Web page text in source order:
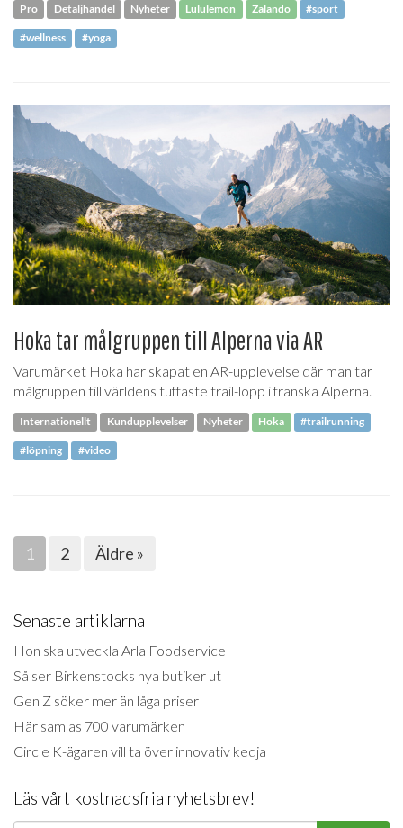
Pro Detaljhandel Nyheter Lululemon Zalando #sport
#wellness #yoga
Hoka tar målgruppen till Alperna via AR
Varumärket Hoka har skapat en AR-upplevelse där man tar
målgruppen till världens tuffaste trail-lopp i franska Alperna.
Internationellt Kundupplevelser Nyheter Hoka #trailrunning
#löpning #video
1 2 Äldre »
Senaste artiklarna
Hon ska utveckla Arla Foodservice
Så ser Birkenstocks nya butiker ut
Gen Z söker mer än låga priser
Här samlas 700 varumärken
Circle K-ägaren vill ta över innovativ kedja
Läs vårt kostnadsfria nyhetsbrev!